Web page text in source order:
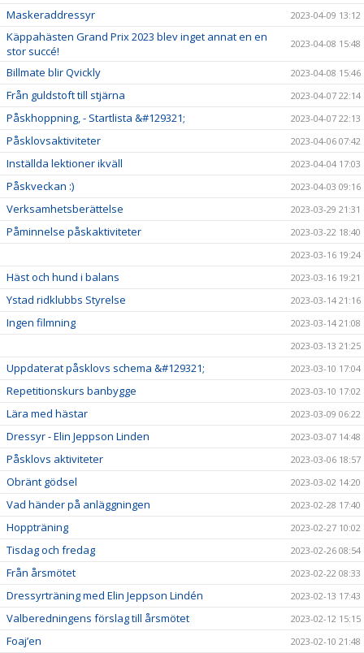
Maskeraddressyr 2023-04-09 13:12
Käppahästen Grand Prix 2023 blev inget annat en en
stor succé!
2023-04-08 15:48
Billmate blir Qvickly 2023-04-08 15:46
Från guldstoft till stjärna 2023-04-07 22:14
Påskhoppning, - Startlista &#129321; 2023-04-07 22:13
Påsklovsaktiviteter 2023-04-06 07:42
Inställda lektioner ikväll 2023-04-04 17:03
Påskveckan :) 2023-04-03 09:16
Verksamhetsberättelse 2023-03-29 21:31
Påminnelse påskaktiviteter
2023-03-22 18:40
2023-03-16 19:24
Häst och hund i balans 2023-03-16 19:21
Ystad ridklubbs Styrelse 2023-03-14 21:16
Ingen filmning
2023-03-14 21:08
2023-03-13 21:25
Uppdaterat påsklovs schema &#129321; 2023-03-10 17:04
Repetitionskurs banbygge 2023-03-10 17:02
Lära med hästar 2023-03-09 06:22
Dressyr - Elin Jeppson Linden 2023-03-07 14:48
Påsklovs aktiviteter 2023-03-06 18:57
Obränt gödsel 2023-03-02 14:20
Vad händer på anläggningen 2023-02-28 17:40
Hoppträning 2023-02-27 10:02
Tisdag och fredag 2023-02-26 08:54
Från årsmötet 2023-02-22 08:33
Dressyrträning med Elin Jeppson Lindén 2023-02-13 17:43
Valberedningens förslag till årsmötet 2023-02-12 15:15
Foaj’en 2023-02-10 21:48